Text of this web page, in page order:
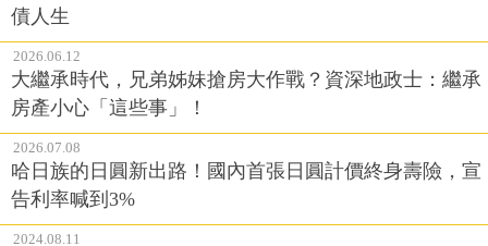
債人生
2026.06.12
大繼承時代，兄弟姊妹搶房大作戰？資深地政士：繼承
房產小心「這些事」！
2026.07.08
哈日族的日圓新出路！國內首張日圓計價終身壽險，宣
告利率喊到3%
2024.08.11